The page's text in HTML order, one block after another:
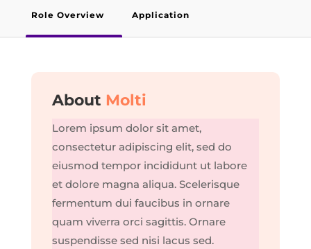
Role Overview Application
About Molti
Lorem ipsum dolor sit amet,
consectetur adipiscing elit, sed do
eiusmod tempor incididunt ut labore
et dolore magna aliqua. Scelerisque
fermentum dui faucibus in ornare
quam viverra orci sagittis. Ornare
suspendisse sed nisi lacus sed.